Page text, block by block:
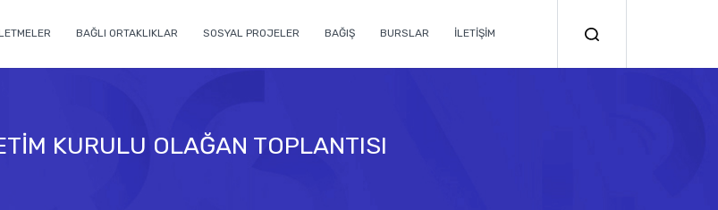
BAĞLI ORTAKLIKLAR SOSYAL PROJELER BAĞIŞ BURSLAR İLETİŞİM
KURULU OLAĞAN TOPLANTISI